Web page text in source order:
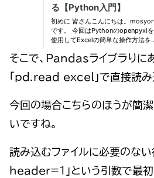
そこで、Pandasライブラりに
「pd.read_excel」で直接読み
今回の場合こちらのほうが簡
いですね。
読み込むファイルに必要のない
header=1」という引数で最